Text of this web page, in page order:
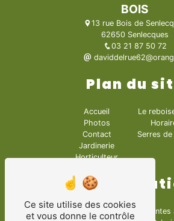
BOIS
13 rue Bois de
62650 Senlecques
03 21 87 50 72
Plan du
Accueil
Photos
Contact
Jardinerie
Horticulteur
Le
Serres
Nos
Articles de jardin
Ce site utilise des cookies
et vous donne le contrôle